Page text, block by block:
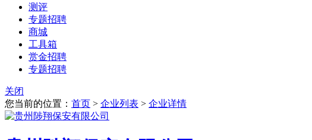
测评
专题招聘
商城
工具箱
赏金招聘
专题招聘
关闭
您当前的位置： 首页 > 企业列表 > 企业详情